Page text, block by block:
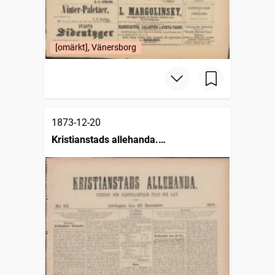
[omärkt], Vänersborg
1873-12-20
Kristianstads allehanda.